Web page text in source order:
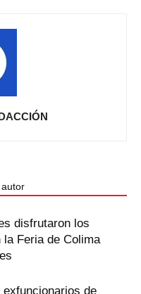
disfrutaron los
la Feria de Colima
exfuncionarios de